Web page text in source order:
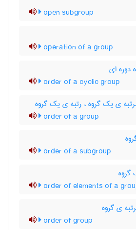
open subgroup
operation of a group
دوره ای
order of a cyclic group
ی یک گروه ، رتبه ی یک گروه
order of a group
order of a subgroup
گروه
order of elements of a
ی گروه
order of group